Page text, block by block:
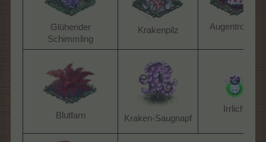
Glühender
Schimmling​
Krakenpilz​ Augentropfen​
Blutfarn​ Kraken-Saugnapf​
Irrlicht​